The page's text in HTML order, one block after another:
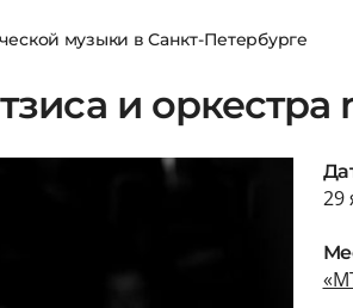
музыки в Санкт-Петербурге
и оркестра
29